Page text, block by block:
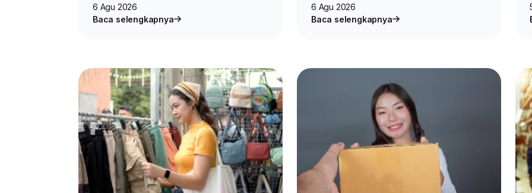
Benar untuk Jualan dan
Pindahan
6 Agu 2026
Baca selengkapnya
Spesifikasi, dan Cara
Mengukur Produk untuk
6 Agu 2026
Baca selengkapnya